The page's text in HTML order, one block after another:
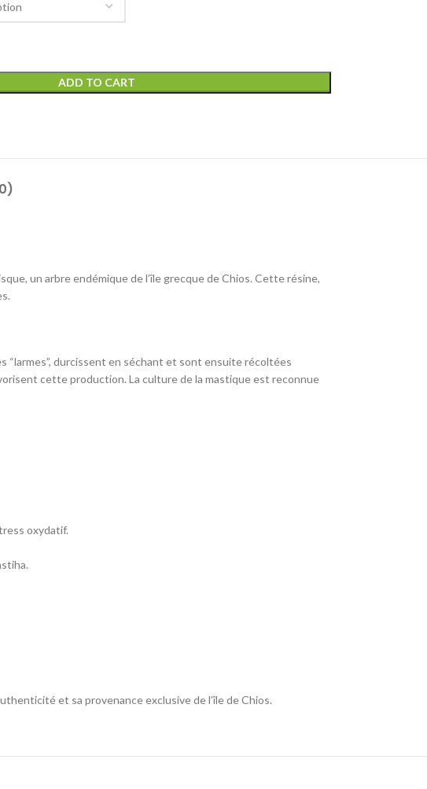
ADD TO CART
un arbre endémique de l’île grecque de Chios. Cette résine,
durcissent en séchant et sont ensuite récoltées
cette production. La culture de la mastique est reconnue
oxydatif.
et sa provenance exclusive de l’île de Chios.